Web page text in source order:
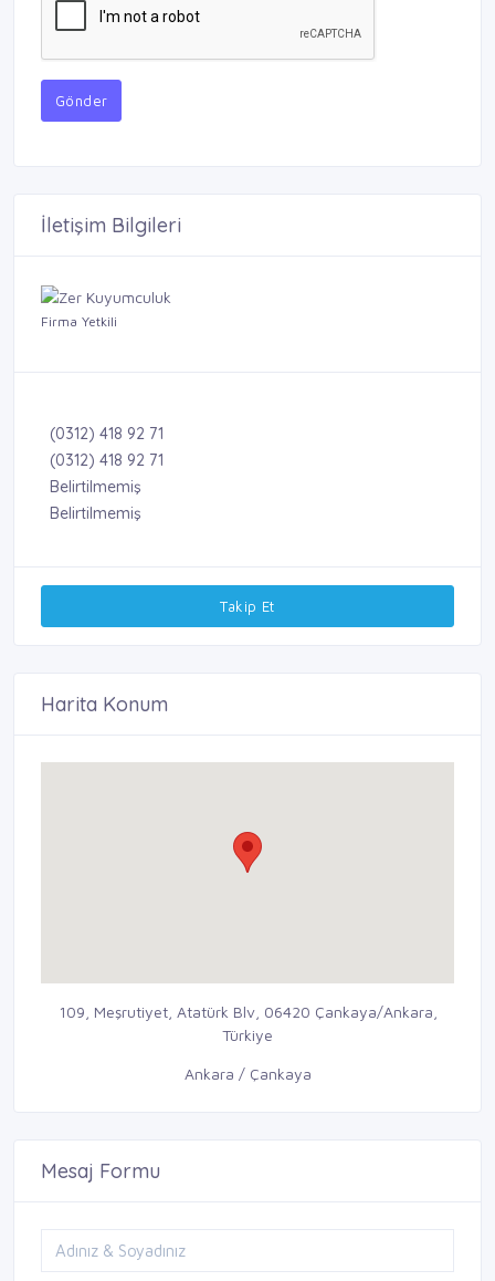
Gönder
İletişim Bilgileri
Firma Yetkili
(0312) 418 92 71
(0312) 418 92 71
Belirtilmemiş
Belirtilmemiş
Takip Et
Harita Konum
109, Meşrutiyet, Atatürk Blv, 06420 Çankaya/Ankara,
Türkiye
Ankara / Çankaya
Mesaj Formu